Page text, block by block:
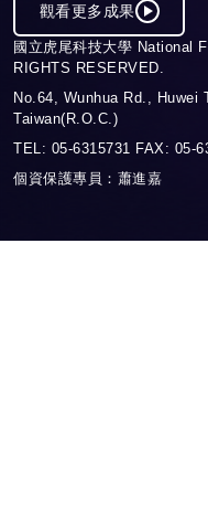
觀看更多成果
國立虎尾科技大學 National
RIGHTS RESERVED.
No.64, Wunhua Rd., Huwei
Taiwan(R.O.C.)
TEL: 05-6315731 FAX: 05-
個資保護專員：蕭進嘉